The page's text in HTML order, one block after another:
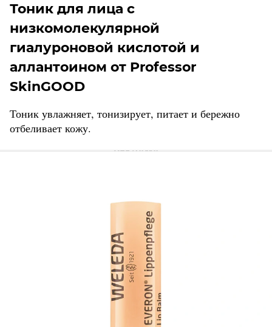
Тоник для лица с
низкомолекулярной
гиалуроновой кислотой и
аллантоином от Professor
SkinGOOD
Тоник увлажняет, тонизирует, питает и бережно
отбеливает кожу.